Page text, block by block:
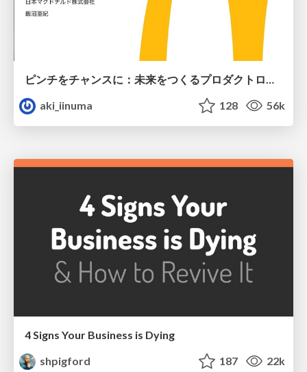
ピンチをチャンスに：未来をつくるプロダクトロードマップ #pmconf2020
aki_iinuma
128 56k
4 Signs Your Business is Dying
shpigford
187 22k